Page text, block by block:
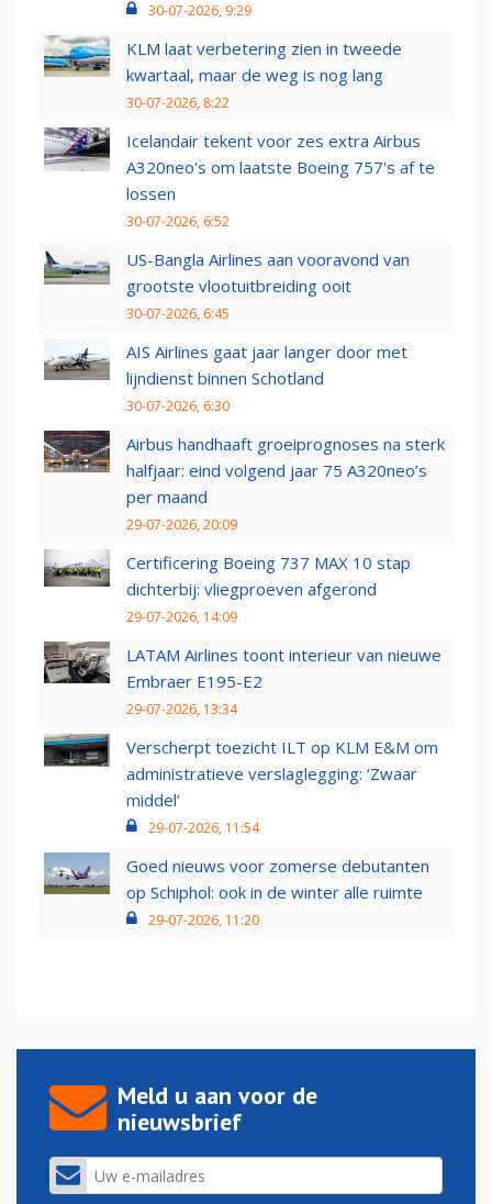
30-07-2026, 9:29
KLM laat verbetering zien in tweede
kwartaal, maar de weg is nog lang
30-07-2026, 8:22
Icelandair tekent voor zes extra Airbus
A320neo's om laatste Boeing 757's af te
lossen
30-07-2026, 6:52
US-Bangla Airlines aan vooravond van
grootste vlootuitbreiding ooit
30-07-2026, 6:45
AIS Airlines gaat jaar langer door met
lijndienst binnen Schotland
30-07-2026, 6:30
Airbus handhaaft groeiprognoses na sterk
halfjaar: eind volgend jaar 75 A320neo’s
per maand
29-07-2026, 20:09
Certificering Boeing 737 MAX 10 stap
dichterbij: vliegproeven afgerond
29-07-2026, 14:09
LATAM Airlines toont interieur van nieuwe
Embraer E195-E2
29-07-2026, 13:34
Verscherpt toezicht ILT op KLM E&M om
administratieve verslaglegging: ‘Zwaar
middel’
29-07-2026, 11:54
Goed nieuws voor zomerse debutanten
op Schiphol: ook in de winter alle ruimte
29-07-2026, 11:20
Meld u aan voor de
nieuwsbrief